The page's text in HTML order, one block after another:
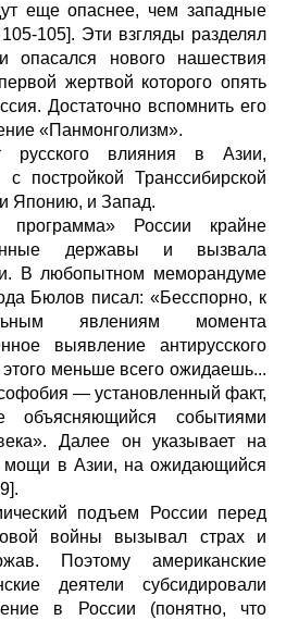
еще опаснее, чем западные
105]. Эти взгляды разделял
опасался нового нашествия
жертвой которого опять
Достаточно вспомнить его
«Панмонголизм».
русского влияния в Азии,
постройкой Транссибирской
Японию, и Запад.
программа» России крайне
державы и вызвала
В любопытном меморандуме
Бюлов писал: «Бесспорно, к
явлениям момента
выявление антирусского
меньше всего ожидаешь...
— установленный факт,
объясняющийся событиями
Далее он указывает на
мощи в Азии, на ожидающийся
подъем России перед
войны вызывал страх и
Поэтому американские
деятели субсидировали
в России (понятно, что